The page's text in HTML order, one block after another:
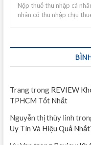
Nộp thuế thu nhập cá
nhân có thu nhập chịu
Trangtrong REVIEW
TPHCM Tốt Nhất
Nguyễn thị thùy linh
Uy Tín Và Hiệu Quả